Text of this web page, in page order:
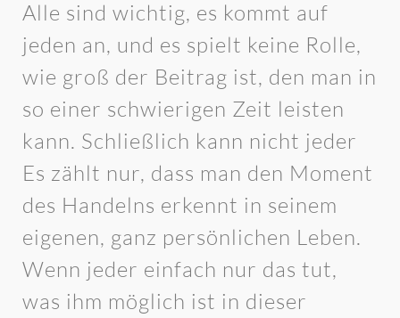
Alle sind wichtig, es kommt auf
jeden an, und es spielt keine Rolle,
wie groß der Beitrag ist, den man in
so einer schwierigen Zeit leisten
kann. Schließlich kann nicht jeder
Es zählt nur, dass man den Moment
des Handelns erkennt in seinem
eigenen, ganz persönlichen Leben.
Wenn jeder einfach nur das tut,
was ihm möglich ist in dieser